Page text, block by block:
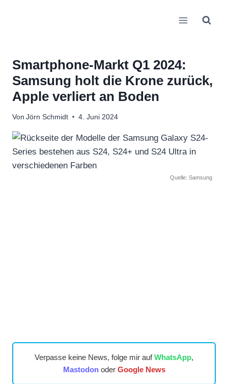
Smartphone-Markt Q1 2024:
Samsung holt die Krone zurück,
Apple verliert an Boden
Von Jörn Schmidt 4. Juni 2024
Quelle: Samsung
Verpasse keine News, folge mir aufWhatsApp,
Mastodonoder Google News